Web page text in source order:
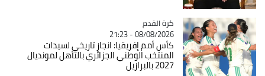
Catégorie
كرة القدم
08/08/2026 - 21:23
كأس أمم إفريقيا: انجاز تاريخي لسيدات
المنتخب الوطني الجزائري بالتأهل لمونديال
2027 بالبرازيل